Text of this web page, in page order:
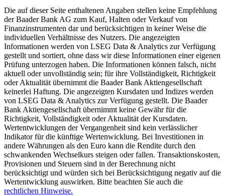
Die auf dieser Seite enthaltenen Angaben stellen keine Empfehlung
der Baader Bank AG zum Kauf, Halten oder Verkauf von
Finanzinstrumenten dar und berücksichtigen in keiner Weise die
individuellen Verhältnisse des Nutzers. Die angezeigten
Informationen werden von LSEG Data & Analytics zur Verfügung
gestellt und sortiert, ohne dass wir diese Informationen einer eigenen
Prüfung unterzogen haben. Die Informationen können falsch, nicht
aktuell oder unvollständig sein; für ihre Vollständigkeit, Richtigkeit
oder Aktualität übernimmt die Baader Bank Aktiengesellschaft
keinerlei Haftung. Die angezeigten Kursdaten und Indizes werden
von LSEG Data & Analytics zur Verfügung gestellt. Die Baader
Bank Aktiengesellschaft übernimmt keine Gewähr für die
Richtigkeit, Vollständigkeit oder Aktualität der Kursdaten.
Wertentwicklungen der Vergangenheit sind kein verlässlicher
Indikator für die künftige Wertenwicklung. Bei Investitionen in
andere Währungen als den Euro kann die Rendite durch den
schwankenden Wechselkurs steigen oder fallen. Transaktionskosten,
Provisionen und Steuern sind in der Berechnung nicht
berücksichtigt und würden sich bei Berücksichtigung negativ auf die
Wertentwicklung auswirken. Bitte beachten Sie auch die
rechtlichen Hinweise.